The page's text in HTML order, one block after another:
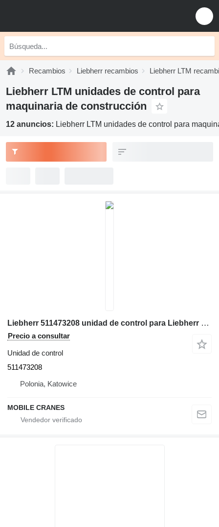
Recambios Liebherr recambios Liebherr LTM
Liebherr LTM unidades de control para
maquinaria de construcción
12 anuncios: Liebherr LTM unidades de control para
Liebherr 511473208 unidad de control para Liebherr LTM 1040/1 grúa móvil
Precio a consultar
Unidad de control
511473208
Polonia, Katowice
MOBILE CRANES